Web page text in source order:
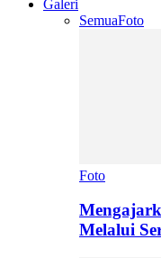
Galeri
SemuaFoto
Foto
Melalui